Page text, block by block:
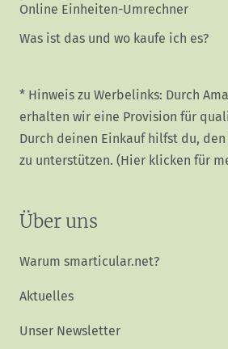
Online Einheiten-Umrechner
Was ist das und wo kaufe ich es?
* Hinweis zu Werbelinks: Durch
erhalten wir eine Provision für
Durch deinen Einkauf hilfst du,
zu unterstützen. (Hier klicken für
Über uns
Warum smarticular.net?
Aktuelles
Unser Newsletter